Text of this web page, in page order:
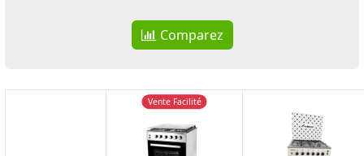
Comparez
Vente Facilité